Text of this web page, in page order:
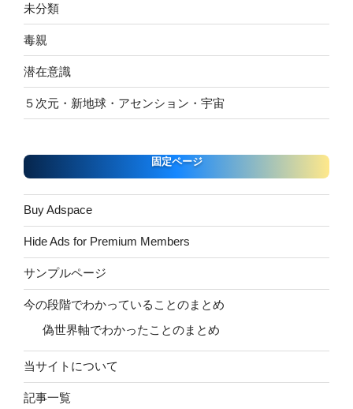
未分類
毒親
潜在意識
５次元・新地球・アセンション・宇宙
固定ページ
Buy Adspace
Hide Ads for Premium Members
サンプルページ
今の段階でわかっていることのまとめ
偽世界軸でわかったことのまとめ
当サイトについて
記事一覧